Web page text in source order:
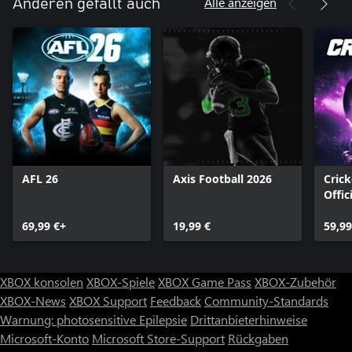
Anderen gefällt auch
AFL 26
69,99 €+
Axis Football 2026
19,99 €
XBOX konsolen XBOX-SpieleXBOX Game Pass XBOX-Zubehör
XBOX-News XBOX Support FeedbackCommunity-Standards
Warnung: photosensitive Epilepsie Drittanbieterhinweise
Microsoft-Konto Microsoft Store-Support Rückgaben